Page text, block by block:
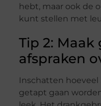
hebt, maar ook de
kunt stellen met
Tip 2: Maak
afspraken
Inschatten
getapt gaan